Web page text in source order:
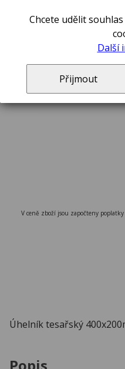
V ceně zboží jsou započteny
Úhelník tesařský
Popis
Chcete udělit
Další
Přijmout